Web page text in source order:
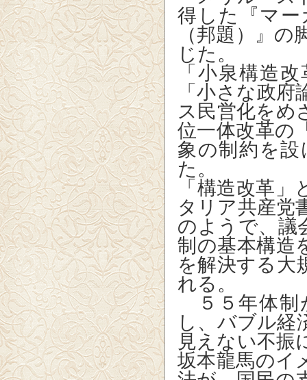
得した『マ
（邦題）』
じた。
「小泉構造
「小さな政
ス民営化をめ
位一体改革の
象の制約を
た。
「構造改革
タリア共産党
のようで、議
制の基本構造
を解決する大
れる。
５５年体制
し、バブル経
見えない不振
坂本龍馬のイ